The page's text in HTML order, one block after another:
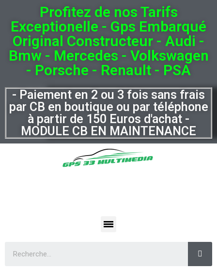
Profitez de nos Tarifs
Exceptionelle - Gps Embarqué
Original Constructeur - Audi -
Bmw - Mercedes - Volkswagen
- Porsche - Renault - PSA
- Paiement en 2 ou 3 fois sans frais
par CB en boutique ou par téléphone
à partir de 150 Euros d'achat -
MODULE CB EN MAINTENANCE